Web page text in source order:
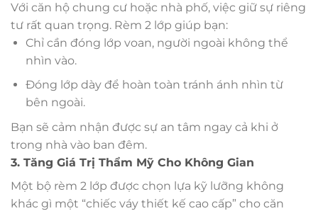
Với căn hộ chung cư hoặc nhà phố, việc giữ sự riêng
tư rất quan trọng. Rèm 2 lớp giúp bạn:
Chỉ cần đóng lớp voan, người ngoài không thể
nhìn vào.
Đóng lớp dày để hoàn toàn tránh ánh nhìn từ
bên ngoài.
Bạn sẽ cảm nhận được sự an tâm ngay cả khi ở
trong nhà vào ban đêm.
3. Tăng Giá Trị Thẩm Mỹ Cho Không Gian
Một bộ rèm 2 lớp được chọn lựa kỹ lưỡng không
khác gì một “chiếc váy thiết kế cao cấp” cho căn